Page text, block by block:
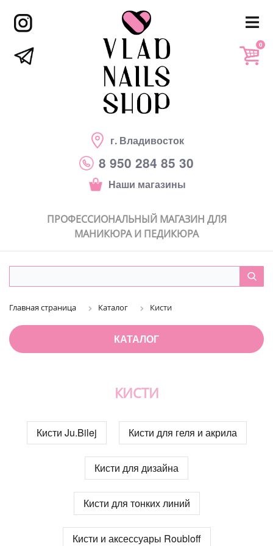
г. Владивосток
8 950 284 85 30
Наши магазины
0
ПРОФЕССИОНАЛЬНЫЙ МАГАЗИН ДЛЯ
МАНИКЮРА И ПЕДИКЮРА
Главная страница Каталог Кисти
КАТАЛОГ
КИСТИ
Кисти Ju.Bilej Кисти для геля и акрила
Кисти для дизайна
Кисти для тонких линий
Кисти и аксессуары Roubloff